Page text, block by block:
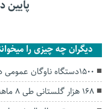
دیگران چه چیزی را
۱۵۰۰دستگاه ناوگان عمومی در گلستان آماده جابه جایی مسافران نوروزی
۱۶۸ هزار گلستانی طی ۸ ماهه گذشته به صورت رایگان بیمه سلامت شدند